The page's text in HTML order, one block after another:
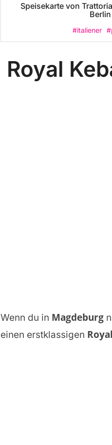
Speisekarte von
Berlin
#italiener
Royal
Wenn du in Magdeburg
einen erstklassigen